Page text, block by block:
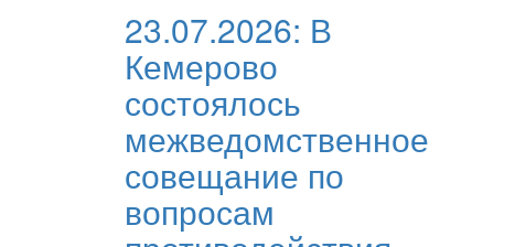
23.07.2026: В
Кемерово
состоялось
межведомственное
совещание по
вопросам